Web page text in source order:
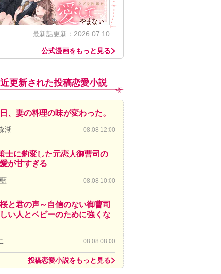
最新話更新：2026.07.10
公式漫画をもっと見る
更新された投稿恋愛小説
、妻の料理の味が変わった。
湖 08.08 12:00
士に豹変した元恋人御曹司の
が甘すぎる
08.08 10:00
と君の声～自信のない御曹司
い人とベビーのために強くな
08.08 08:00
投稿恋愛小説をもっと見る